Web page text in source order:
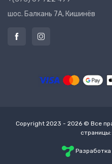
шос. Балкань 7A, Кишинёв
Copyright 2023 - 2026 © Все
Разработка